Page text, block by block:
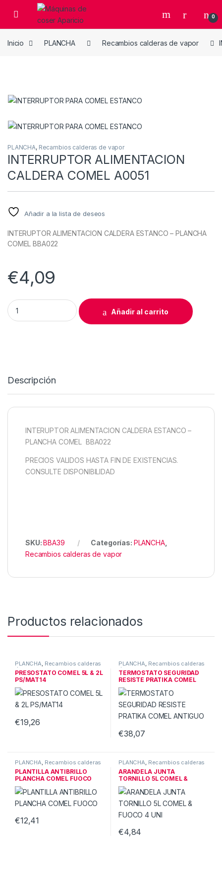
Skip to navigation
Skip to content
Open 0
Inicio PLANCHA Recambios calderas de vapor
PLANCHA, Recambios calderas de vapor
INTERRUPTOR ALIMENTACION
CALDERA COMEL A0051
Añadir a la lista de deseos
INTERUPTOR ALIMENTACION CALDERA ESTANCO – PLANCHA
COMEL BBA022
€4,09
INTERRUPTOR ALIMENTACION CALDERA COMEL A0051
Añadir al carrito
Descripción
INTERUPTOR ALIMENTACION CALDERA ESTANCO –
PLANCHA COMEL BBA022
PRECIOS VALIDOS HASTA FIN DE EXISTENCIAS.
CONSULTE DISPONIBILIDAD
SKU:BBA39 Categorías: PLANCHA,
Recambios calderas de vapor
Productos relacionados
PLANCHA, Recambios calderas
de vapor
PRESOSTATO COMEL 5L & 2L
PS/MAT14
€19,26
PLANCHA, Recambios calderas
de vapor
TERMOSTATO SEGURIDAD
RESISTE PRATIKA COMEL
ANTIGUO
€38,07
PLANCHA, Recambios calderas
de vapor
PLANTILLA ANTIBRILLO
PLANCHA COMEL FUOCO
€12,41
PLANCHA, Recambios calderas
de vapor
ARANDELA JUNTA
TORNILLO 5L COMEL &
FUOCO 4 UNI
€4,84